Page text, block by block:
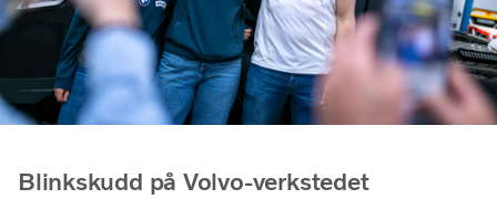
Blinkskudd på Volvo-verkstedet